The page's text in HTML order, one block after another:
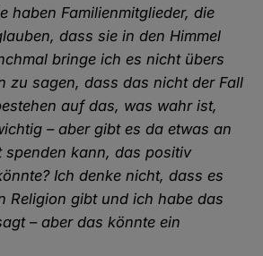
haben Familienmitglieder, die
dass sie in den Himmel
bringe ich es nicht übers
zu sagen, dass das nicht der Fall
auf das, was wahr ist,
– aber gibt es da etwas an
spenden kann, das positiv
Ich denke nicht, dass es
Religion gibt und ich habe das
– aber das könnte ein